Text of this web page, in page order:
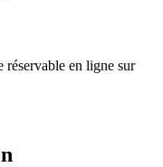
réservable en ligne sur